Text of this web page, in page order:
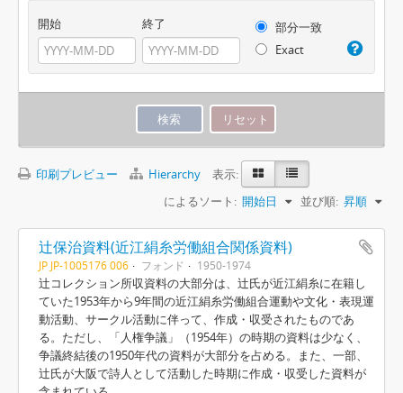
開始 終了
部分一致
Exact
印刷プレビュー Hierarchy
表示:
によるソート: 開始日 並び順: 昇順
辻保治資料(近江絹糸労働組合関係資料)
JP JP-1005176 006 フォンド 1950-1974
辻コレクション所収資料の大部分は、辻氏が近江絹糸に在籍し
ていた1953年から9年間の近江絹糸労働組合運動や文化・表現運
動活動、サークル活動に伴って、作成・収受されたものであ
る。ただし、「人権争議」（1954年）の時期の資料は少なく、
争議終結後の1950年代の資料が大部分を占める。また、一部、
辻氏が大阪で詩人として活動した時期に作成・収受した資料が